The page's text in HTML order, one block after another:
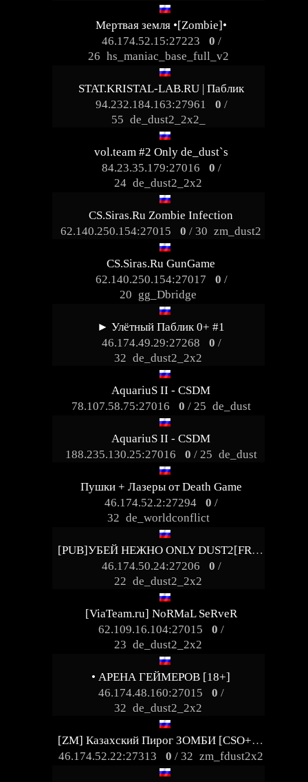
Мертвая земля •[Zombie]•
46.174.52.15:27223
0 /
26 hs_maniac_base_full_v2
STAT.KRISTAL-LAB.RU | Паблик
94.232.184.163:27961
0 /
55 de_dust2_2x2_
vol.team #2 Only de_dust`s
84.23.35.179:27016
0 /
24 de_dust2_2x2
CS.Siras.Ru Zombie Infection
62.140.250.154:27015
0 / 30 zm_dust2
CS.Siras.Ru GunGame
62.140.250.154:27017
0 /
20 gg_Dbridge
► Улётный Паблик 0+ #1
46.174.49.29:27268
0 /
32 de_dust2_2x2
AquariuS II - CSDM
78.107.58.75:27016
0 / 25 de_dust
AquariuS II - CSDM
188.235.130.25:27016
0 / 25 de_dust
Пушки + Лазеры от Death Game
46.174.52.2:27294
0 /
32 de_worldconflict
[PUB]УБЕЙ НЕЖНО ONLY DUST2[FREE VIP]
46.174.50.24:27206
0 /
22 de_dust2_2x2
[ViaTeam.ru] NoRMaL SeRveR
62.109.16.104:27015
0 /
23 de_dust2_2x2
• АРЕНА ГЕЙМЕРОВ [18+]
46.174.48.160:27015
0 /
32 de_dust2_2x2
[ZM] Казахский Пирог ЗОМБИ [CSO+LVL+ENG]
46.174.52.22:27313
0 / 32 zm_fdust2x2